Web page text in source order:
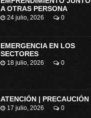
A OTRAS PERSONA
24 julio, 2026 0
EMERGENCIA EN LOS
SECTORES
18 julio, 2026 0
ATENCIÓN | PRECAUCIÓN
17 julio, 2026 0